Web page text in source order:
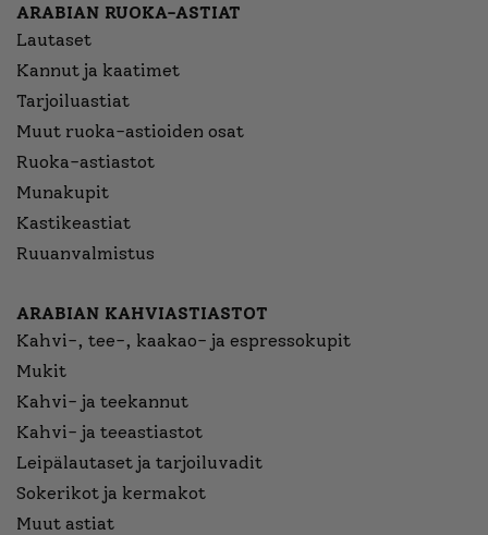
ARABIAN RUOKA-ASTIAT
Lautaset
Kannut ja kaatimet
Tarjoiluastiat
Muut ruoka-astioiden osat
Ruoka-astiastot
Munakupit
Kastikeastiat
Ruuanvalmistus
ARABIAN KAHVIASTIASTOT
Kahvi-, tee-, kaakao- ja espressokupit
Mukit
Kahvi- ja teekannut
Kahvi- ja teeastiastot
Leipälautaset ja tarjoiluvadit
Sokerikot ja kermakot
Muut astiat